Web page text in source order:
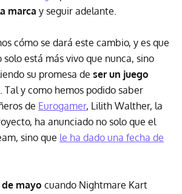
marca y seguir adelante.
cómo se dará este cambio, y es que
está más vivo que nunca, sino
su promesa de ser un juego
. Tal y como hemos podido saber
de Eurogamer, Lilith Walther, la
ha anunciado no solo que el
sino que le ha dado una fecha de
de mayo cuando Nightmare Kart